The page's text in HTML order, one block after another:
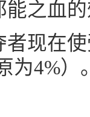
能之血
者现在
为4%）。